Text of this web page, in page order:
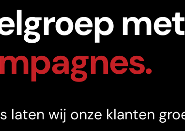
mpagnes.
laten wij onze klanten